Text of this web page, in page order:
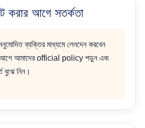
করার আগে সতর্কতা
ব্যক্তির মাধ্যমে লেনদেন করবেন
আগে আমাদের official policy পড়ুন এবং
বুঝে নিন।